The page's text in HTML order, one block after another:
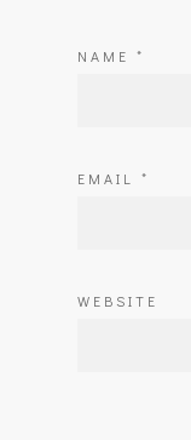
NAME *
EMAIL *
WEBSITE